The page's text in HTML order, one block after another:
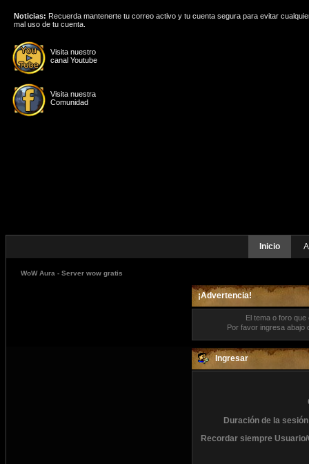
Visita nuestro
canal Youtube
Visita nuestra
Comunidad
Noticias: Recuerda mantenerte tu correo activo y tu cuenta segura para evitar
mal uso de tu cuenta.
Inicio
WoW Aura - Server wow gratis
¡Advertencia!
El tema o foro
Por favor ingresa abajo
Ingresar
Duración de la
Recordar siempre